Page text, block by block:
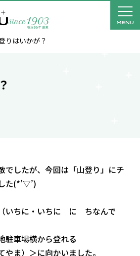
りはいかが？
でしたが、今回は「山登り」にチ
た(*’▽’)
いちに・いちに に ちなんで
駐車場横から登れる
やま）＞に向かいました。